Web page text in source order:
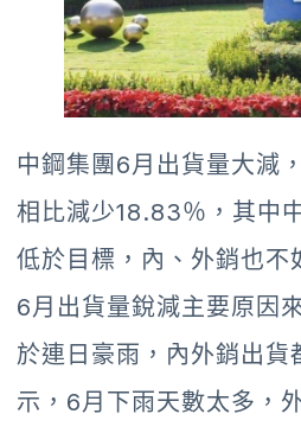
中鋼集團6月出貨量大減
相比減少18.83％，其中
低於目標，內、外銷也不
6月出貨量銳減主要原因
於連日豪雨，內外銷出貨
示，6月下雨天數太多，